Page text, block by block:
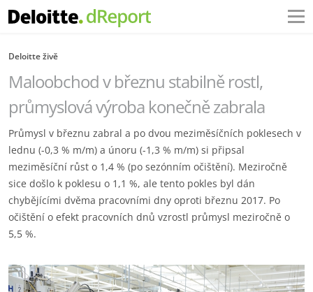
Deloitte živě
Maloobchod v březnu stabilně rostl,
průmyslová výroba konečně zabrala
Průmysl v březnu zabral a po dvou meziměsíčních poklesech v
lednu (-0,3 % m/m) a únoru (-1,3 % m/m) si připsal
meziměsíční růst o 1,4 % (po sezónním očištění). Meziročně
sice došlo k poklesu o 1,1 %, ale tento pokles byl dán
chybějícími dvěma pracovními dny oproti březnu 2017. Po
očištění o efekt pracovních dnů vzrostl průmysl meziročně o
5,5 %.